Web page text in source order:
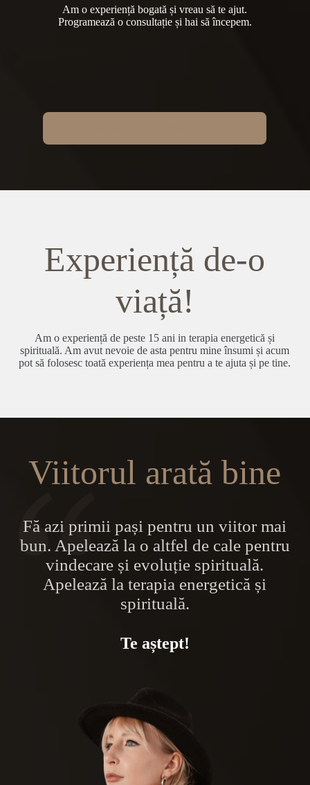
Am o experiență bogată și vreau să te ajut.
Programează o consultație și hai să începem.
Experiență de-o
viață!
Am o experiență de peste 15 ani in terapia energetică și
spirituală. Am avut nevoie de asta pentru mine însumi și acum
pot să folosesc toată experiența mea pentru a te ajuta și pe tine.
Viitorul arată bine
Fă azi primii pași pentru un viitor mai
bun. Apelează la o altfel de cale pentru
vindecare și evoluție spirituală.
Apelează la terapia energetică și
spirituală.
Te aștept!